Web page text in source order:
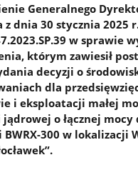
Generalnego
z dnia 30 stycznia 2025
w sprawie
którym zawiesił
decyzji o
dla
i eksploatacji małej
o łącznej mocy
300 w lokalizacji